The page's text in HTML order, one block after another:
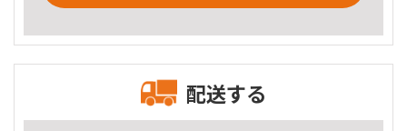
配送する